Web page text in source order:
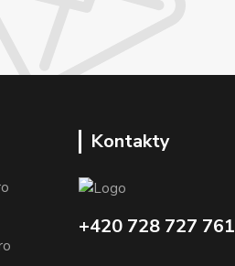
Kontakty
+420 728 727 761